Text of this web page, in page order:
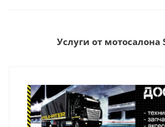
Услуги от мотосалона